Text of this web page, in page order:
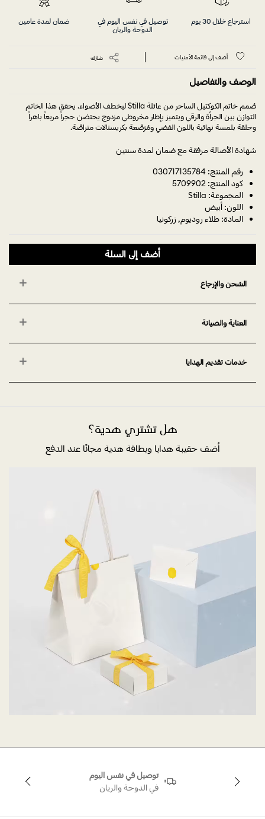
استرجاع خلال 30 يوم
توصيل في نفس اليوم في
الدوحة والريان
ضمان لمدة عامين
أضف إلى قائمة الأمنيات شارك
الوصف والتفاصيل
صُمم خاتم الكوكتيل الساحر من عائلة Stilla ليخطف الأضواء. يحقق هذا الخاتم
التوازن بين الجرأة والرقي ويتميز بإطار مخروطي مزدوج يحتضن حجراً مربعاً باهراً
وحلقة بلمسة نهائية باللون الفضي ومُرَصَّعة بكريستالات متراصَّة.
شهادة الأصالة مرفقة مع ضمان لمدة سنتين
رقم المنتج: 030717135784
كود المنتج: 5709902
المجموعة: Stilla
اللون: أبيض
المادة: طلاء روديوم, زركونيا
أضف إلى السلة
الشحن والإرجاع
العناية والصيانة
خدمات تقديم الهدايا
هل تشتري هدية؟
أضف حقيبة هدايا وبطاقة هدية مجانًا عند الدفع
توصيل في نفس اليوم
في الدوحة والريان